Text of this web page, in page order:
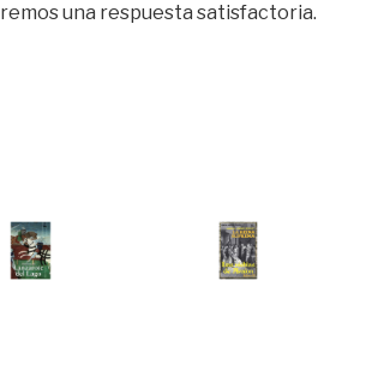
una respuesta satisfactoria.